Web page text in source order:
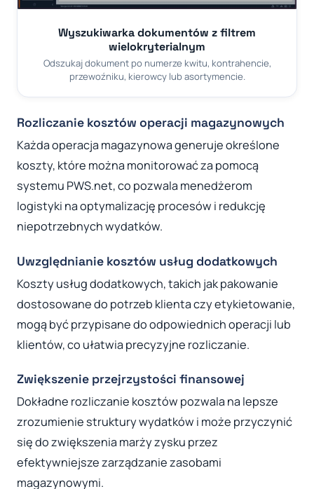
Wyszukiwarka dokumentów z filtrem
wielokryterialnym
Odszukaj dokument po numerze kwitu, kontrahencie,
przewoźniku, kierowcy lub asortymencie.
Rozliczanie kosztów operacji magazynowych
Każda operacja magazynowa generuje określone
koszty, które można monitorować za pomocą
systemu PWS.net, co pozwala menedżerom
logistyki na optymalizację procesów i redukcję
niepotrzebnych wydatków.
Uwzględnianie kosztów usług dodatkowych
Koszty usług dodatkowych, takich jak pakowanie
dostosowane do potrzeb klienta czy etykietowanie,
mogą być przypisane do odpowiednich operacji lub
klientów, co ułatwia precyzyjne rozliczanie.
Zwiększenie przejrzystości finansowej
Dokładne rozliczanie kosztów pozwala na lepsze
zrozumienie struktury wydatków i może przyczynić
się do zwiększenia marży zysku przez
efektywniejsze zarządzanie zasobami
magazynowymi.